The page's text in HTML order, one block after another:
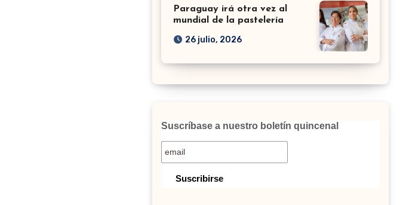
Paraguay irá otra vez al
mundial de la pastelería
26 julio, 2026
Suscríbase a nuestro boletín quincenal